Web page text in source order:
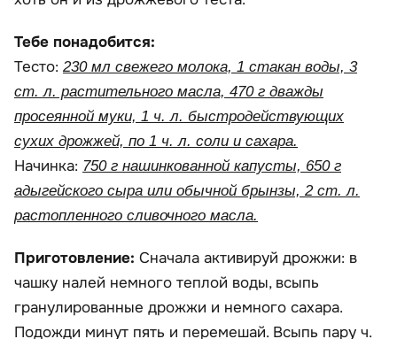
Тебе понадобится:
Тесто: 230 мл свежего молока, 1 стакан воды, 3
ст. л. растительного масла, 470 г дважды
просеянной муки, 1 ч. л. быстродействующих
сухих дрожжей, по 1 ч. л. соли и сахара.
Начинка: 750 г нашинкованной капусты, 650 г
адыгейского сыра или обычной брынзы, 2 ст. л.
растопленного сливочного масла.
Приготовление: Сначала активируй дрожжи: в
чашку налей немного теплой воды, всыпь
гранулированные дрожжи и немного сахара.
Подожди минут пять и перемешай. Всыпь пару ч.